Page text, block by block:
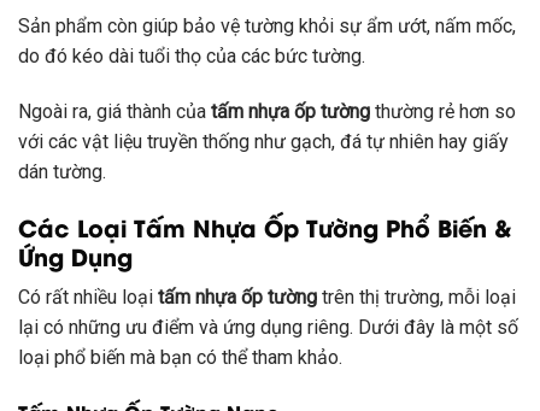
Sản phẩm còn giúp bảo vệ tường khỏi sự ẩm ướt, nấm mốc,
do đó kéo dài tuổi thọ của các bức tường.
Ngoài ra, giá thành của tấm nhựa ốp tường thường rẻ hơn so
với các vật liệu truyền thống như gạch, đá tự nhiên hay giấy
dán tường.
Các Loại Tấm Nhựa Ốp Tường Phổ Biến &
Ứng Dụng
Có rất nhiều loại tấm nhựa ốp tường trên thị trường, mỗi loại
lại có những ưu điểm và ứng dụng riêng. Dưới đây là một số
loại phổ biến mà bạn có thể tham khảo.